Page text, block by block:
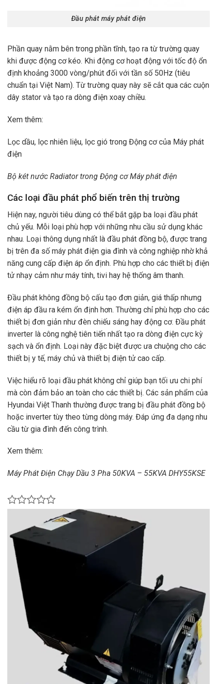
Đầu phát máy phát điện
Phần quay nằm bên trong phần tĩnh, tạo ra từ trường quay
khi được động cơ kéo. Khi động cơ hoạt động với tốc độ ổn
định khoảng 3000 vòng/phút đối với tần số 50Hz (tiêu
chuẩn tại Việt Nam). Từ trường quay này sẽ cắt qua các cuộn
dây stator và tạo ra dòng điện xoay chiều.
Xem thêm:
Lọc dầu, lọc nhiên liệu, lọc gió trong Động cơ của Máy phát
điện
Bộ két nước Radiator trong Động cơ Máy phát điện
Các loại đầu phát phổ biến trên thị trường
Hiện nay, người tiêu dùng có thể bắt gặp ba loại đầu phát
chủ yếu. Mỗi loại phù hợp với những nhu cầu sử dụng khác
nhau. Loại thông dụng nhất là đầu phát đồng bộ, được trang
bị trên đa số máy phát điện gia đình và công nghiệp nhờ khả
năng cung cấp điện áp ổn định. Phù hợp cho các thiết bị điện
tử nhạy cảm như máy tính, tivi hay hệ thống âm thanh.
Đầu phát không đồng bộ cấu tạo đơn giản, giá thấp nhưng
điện áp đầu ra kém ổn định hơn. Thường chỉ phù hợp cho các
thiết bị đơn giản như đèn chiếu sáng hay động cơ. Đầu phát
inverter là công nghệ tiên tiến nhất tạo ra dòng điện cực kỳ
sạch và ổn định. Loại này đặc biệt được ưa chuộng cho các
thiết bị y tế, máy chủ và thiết bị điện tử cao cấp.
Việc hiểu rõ loại đầu phát không chỉ giúp bạn tối ưu chi phí
mà còn đảm bảo an toàn cho các thiết bị. Các sản phẩm của
Hyundai Việt Thanh thường được trang bị đầu phát đồng bộ
hoặc inverter tùy theo từng dòng máy. Đáp ứng đa dạng nhu
cầu từ gia đình đến công trình.
Xem thêm:
Máy Phát Điện Chạy Dầu 3 Pha 50KVA – 55KVA DHY55KSE